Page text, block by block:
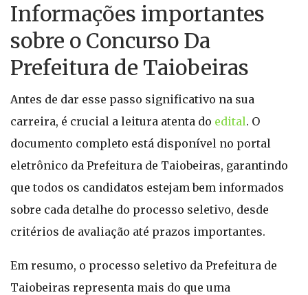
Informações importantes
sobre o Concurso Da
Prefeitura de Taiobeiras
Antes de dar esse passo significativo na sua
carreira, é crucial a leitura atenta do edital. O
documento completo está disponível no portal
eletrônico da Prefeitura de Taiobeiras, garantindo
que todos os candidatos estejam bem informados
sobre cada detalhe do processo seletivo, desde
critérios de avaliação até prazos importantes.
Em resumo, o processo seletivo da Prefeitura de
Taiobeiras representa mais do que uma